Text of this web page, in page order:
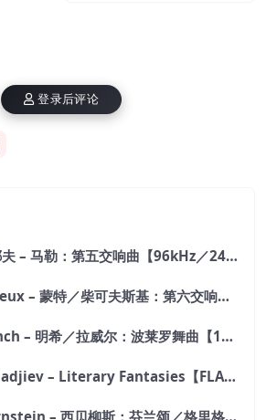
登录后评论
瓦莱里·捷杰耶夫 – 马勒：第五交响曲【96kHz／24bit】
Pierre Monteux – 蒙特／柴可夫斯基：第六交响曲【176.4kHz／24bit】
Charles Munch – 明希／拉威尔：波莱罗舞曲【176.4kHz／24bit】
Alexander Gadjiev – Literary Fantasies【FLAC 192】
Leonard Bernstein – 西贝柳斯：芬兰颂／格里格：培尔·金特组曲【44.1kHz／24bit】